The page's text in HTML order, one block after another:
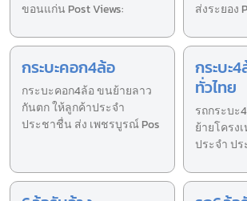
ขอนแก่น Post Views:
ส่งระยอง
กระบะคอก4ล้อ
กระบะคอก4ล้อ ขนย้ายลาว
กันตก ให้ลูกค้าประจำ
ประชาชื่น ส่ง เพชรบูรณ์ Pos
กระบะ
ทั่วไทย
รถกระบะ
ย้ายโครง
ประจำ ป